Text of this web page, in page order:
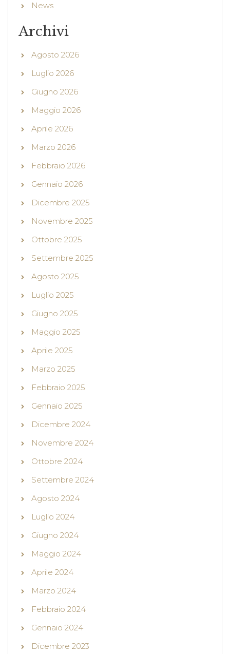
News
Archivi
Agosto 2026
Luglio 2026
Giugno 2026
Maggio 2026
Aprile 2026
Marzo 2026
Febbraio 2026
Gennaio 2026
Dicembre 2025
Novembre 2025
Ottobre 2025
Settembre 2025
Agosto 2025
Luglio 2025
Giugno 2025
Maggio 2025
Aprile 2025
Marzo 2025
Febbraio 2025
Gennaio 2025
Dicembre 2024
Novembre 2024
Ottobre 2024
Settembre 2024
Agosto 2024
Luglio 2024
Giugno 2024
Maggio 2024
Aprile 2024
Marzo 2024
Febbraio 2024
Gennaio 2024
Dicembre 2023